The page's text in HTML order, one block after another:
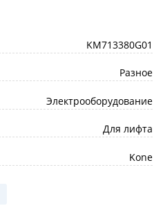
KM713380G01
Разное
Электрооборудование
Для лифта
Kone